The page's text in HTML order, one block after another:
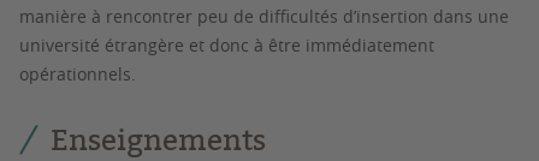
manière à rencontrer peu de difficultés d’insertion dans une
université étrangère et donc à être immédiatement
opérationnels.
Enseignements